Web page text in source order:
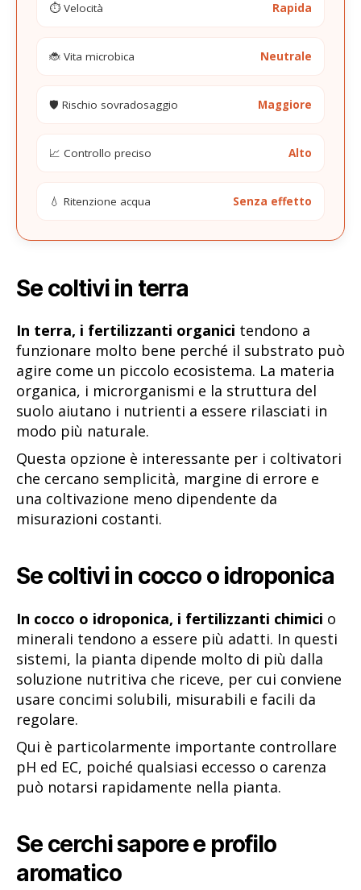
⏱️ Velocità Rapida
🐞 Vita microbica Neutrale
🛡️ Rischio sovradosaggio Maggiore
📈 Controllo preciso Alto
💧 Ritenzione acqua Senza effetto
Se coltivi in terra
In terra, i fertilizzanti organici tendono a
funzionare molto bene perché il substrato può
agire come un piccolo ecosistema. La materia
organica, i microrganismi e la struttura del
suolo aiutano i nutrienti a essere rilasciati in
modo più naturale.
Questa opzione è interessante per i coltivatori
che cercano semplicità, margine di errore e
una coltivazione meno dipendente da
misurazioni costanti.
Se coltivi in cocco o idroponica
In cocco o idroponica, i fertilizzanti chimici o
minerali tendono a essere più adatti. In questi
sistemi, la pianta dipende molto di più dalla
soluzione nutritiva che riceve, per cui conviene
usare concimi solubili, misurabili e facili da
regolare.
Qui è particolarmente importante controllare
pH ed EC, poiché qualsiasi eccesso o carenza
può notarsi rapidamente nella pianta.
Se cerchi sapore e profilo
aromatico